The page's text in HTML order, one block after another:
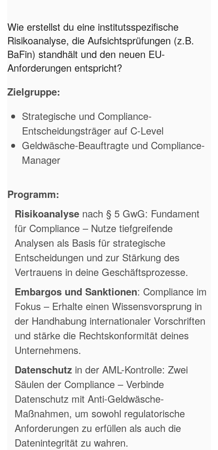
Wie erstellst du eine institutsspezifische
Risikoanalyse, die Aufsichtsprüfungen (z.B.
BaFin) standhält und den neuen EU-
Anforderungen entspricht?
Zielgruppe:
Strategische und Compliance-
Entscheidungsträger auf C-Level
Geldwäsche-Beauftragte und Compliance-
Manager
Programm:
Risikoanalyse nach § 5 GwG: Fundament
für Compliance – Nutze tiefgreifende
Analysen als Basis für strategische
Entscheidungen und zur Stärkung des
Vertrauens in deine Geschäftsprozesse.
Embargos und Sanktionen: Compliance im
Fokus – Erhalte einen Wissensvorsprung in
der Handhabung internationaler Vorschriften
und stärke die Rechtskonformität deines
Unternehmens.
Datenschutz in der AML-Kontrolle: Zwei
Säulen der Compliance – Verbinde
Datenschutz mit Anti-Geldwäsche-
Maßnahmen, um sowohl regulatorische
Anforderungen zu erfüllen als auch die
Datenintegrität zu wahren.